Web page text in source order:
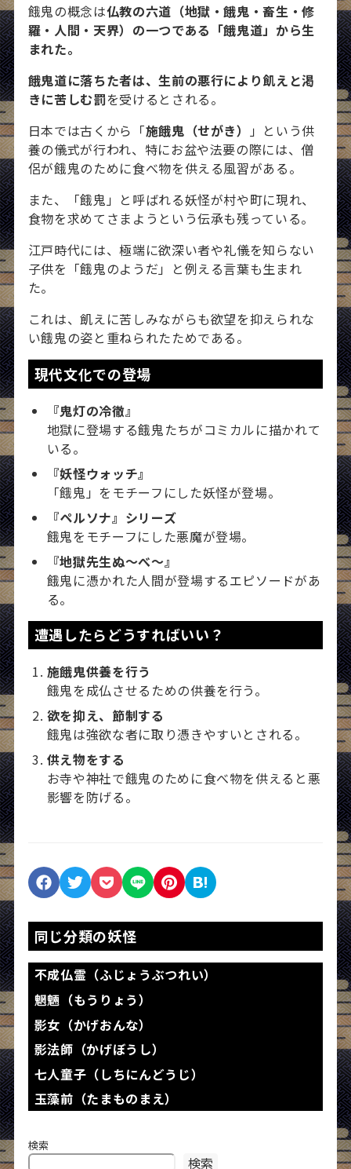
餓鬼の概念は仏教の六道（地獄・餓鬼・畜生・修
羅・人間・天界）の一つである「餓鬼道」から生
まれた。
餓鬼道に落ちた者は、生前の悪行により飢えと渇
きに苦しむ罰を受けるとされる。
日本では古くから「施餓鬼（せがき）
」という供
養の儀式が行われ、特にお盆や法要の際には、僧
侶が餓鬼のために食べ物を供える風習がある。
また、「餓鬼」と呼ばれる妖怪が村や町に現れ、
食物を求めてさまようという伝承も残っている。
江戸時代には、極端に欲深い者や礼儀を知らない
子供を「餓鬼のようだ」と例える言葉も生まれ
た。
これは、飢えに苦しみながらも欲望を抑えられな
い餓鬼の姿と重ねられたためである。
現代文化での登場
『鬼灯の冷徹』
地獄に登場する餓鬼たちがコミカルに描かれて
いる。
『妖怪ウォッチ』
「餓鬼」をモチーフにした妖怪が登場。
『ペルソナ』シリーズ
餓鬼をモチーフにした悪魔が登場。
『地獄先生ぬ～べ～』
餓鬼に憑かれた人間が登場するエピソードがあ
る。
遭遇したらどうすればいい？
施餓鬼供養を行う
餓鬼を成仏させるための供養を行う。
欲を抑え、節制する
餓鬼は強欲な者に取り憑きやすいとされる。
供え物をする
お寺や神社で餓鬼のために食べ物を供えると悪
影響を防げる。
同じ分類の妖怪
不成仏霊（ふじょうぶつれい）
魍魎（もうりょう）
影女（かげおんな）
影法師（かげぼうし）
七人童子（しちにんどうじ）
玉藻前（たまものまえ）
検索
検索